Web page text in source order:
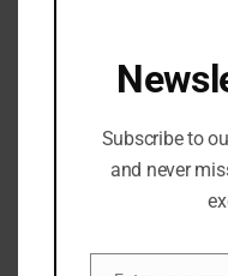
Subscribe to
and never